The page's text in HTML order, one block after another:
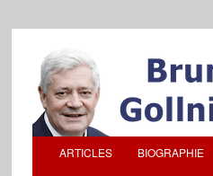
ARTICLES BIOGRAPHIE